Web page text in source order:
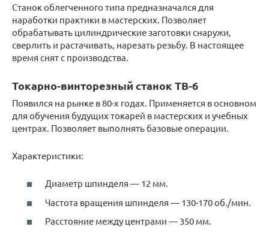
Станок облегченного типа предназначался для
наработки практики в мастерских. Позволяет
обрабатывать цилиндрические заготовки снаружи,
сверлить и растачивать, нарезать резьбу. В настоящее
время снят с производства.
Токарно-винторезный станок ТВ-6
Появился на рынке в 80-х годах. Применяется в основном
для обучения будущих токарей в мастерских и учебных
центрах. Позволяет выполнять базовые операции.
Характеристики:
Диаметр шпинделя — 12 мм.
Частота вращения шпинделя — 130-170 об./мин.
Расстояние между центрами — 350 мм.